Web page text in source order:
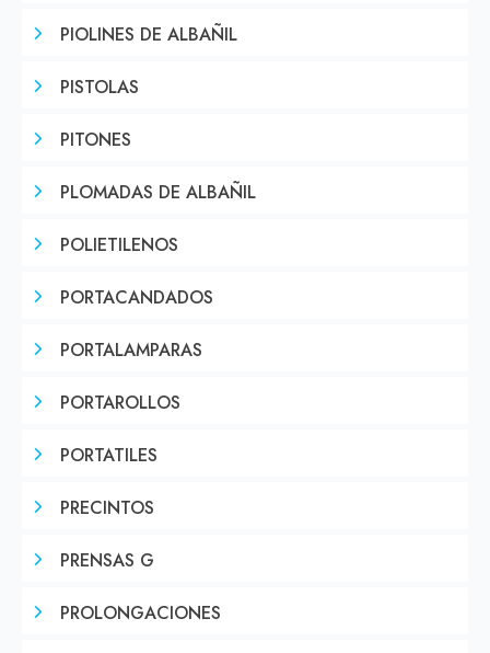
PIOLINES DE ALBAÑIL
PISTOLAS
PITONES
PLOMADAS DE ALBAÑIL
POLIETILENOS
PORTACANDADOS
PORTALAMPARAS
PORTAROLLOS
PORTATILES
PRECINTOS
PRENSAS G
PROLONGACIONES